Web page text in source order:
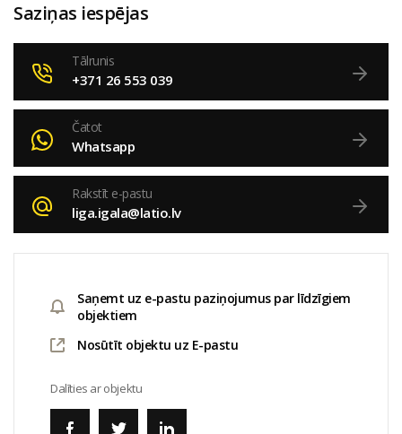
Saziņas iespējas
Tālrunis
+371 26 553 039
Čatot
Whatsapp
Rakstīt e-pastu
liga.igala@latio.lv
Saņemt uz e-pastu paziņojumus par līdzīgiem
objektiem
Nosūtīt objektu uz E-pastu
Dalīties ar objektu